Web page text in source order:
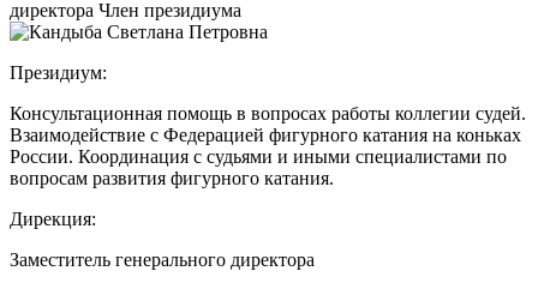
директора Член президиума
Президиум:
Консультационная помощь в вопросах работы коллегии судей.
Взаимодействие с Федерацией фигурного катания на коньках
России. Координация с судьями и иными специалистами по
вопросам развития фигурного катания.
Дирекция:
Заместитель генерального директора